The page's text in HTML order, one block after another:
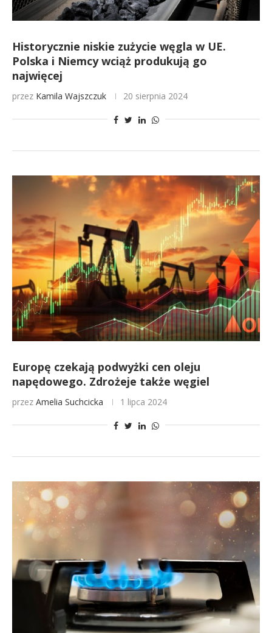
Historycznie niskie zużycie węgla w UE.
Polska i Niemcy wciąż produkują go
najwięcej
przez Kamila Wajszczuk 20 sierpnia 2024
Europę czekają podwyżki cen oleju
napędowego. Zdrożeje także węgiel
przez Amelia Suchcicka 1 lipca 2024